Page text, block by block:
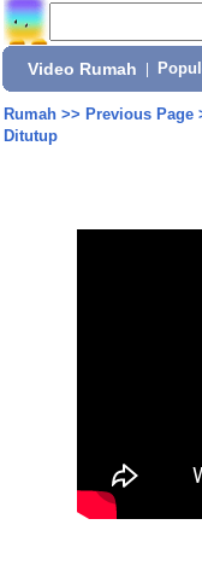
Video Rumah
Rumah>> Previous Page
Ditutup